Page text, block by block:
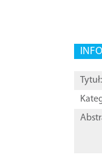
Tytuł: